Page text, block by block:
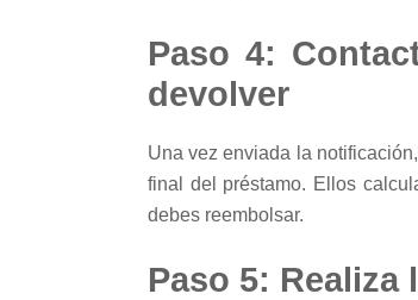
Paso 4:
devolver
Una vez enviada la
final del préstamo. Ellos
debes reembolsar.
Paso 5: